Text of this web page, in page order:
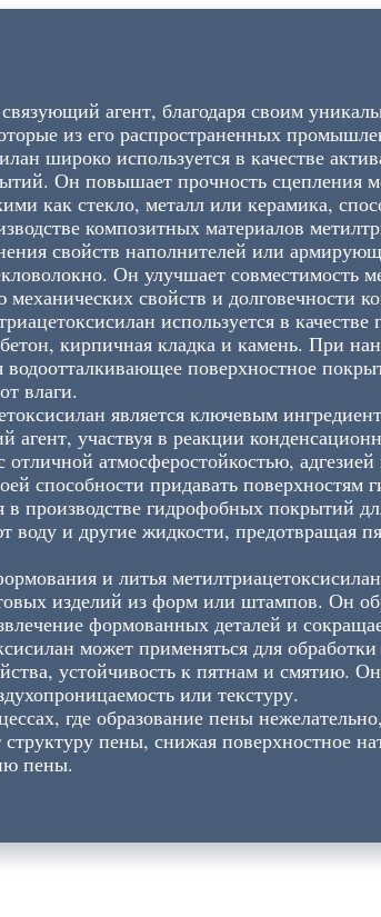
агент, благодаря своим
из его распространенных
широко используется в качестве
Он повышает прочность сцепления
как стекло, металл или керамика,
композитных материалов
свойств наполнителей или
Он улучшает совместимость
свойств и долговечности
используется в качестве
кирпичная кладка и камень. При
водоотталкивающее поверхностное
влаги.
является ключевым
агент, участвуя в реакции
атмосферостойкостью,
способности придавать поверхностям
в производстве гидрофобных покрытий
воду и другие жидкости, предотвращая
и литья метилтриацетоксисилан
изделий из форм или штампов. Он
формованных деталей и
может применяться для
устойчивость к пятнам и смятию.
или текстуру.
где образование пены
структуру пены, снижая поверхностное
пены.